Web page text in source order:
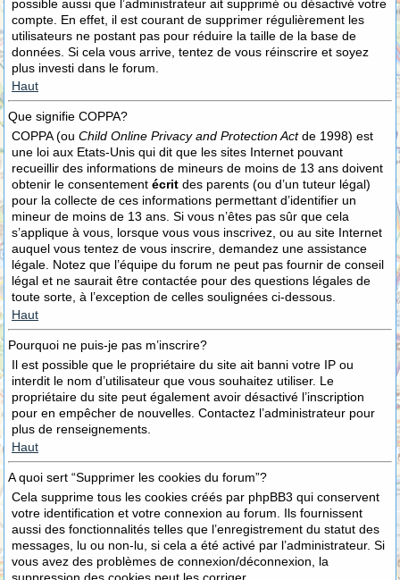
possible aussi que l’administrateur ait supprimé ou désactivé votre
compte. En effet, il est courant de supprimer régulièrement les
utilisateurs ne postant pas pour réduire la taille de la base de
données. Si cela vous arrive, tentez de vous réinscrire et soyez
plus investi dans le forum.
Haut
Que signifie COPPA?
COPPA (ou Child Online Privacy and Protection Actde 1998) est
une loi aux Etats-Unis qui dit que les sites Internet pouvant
recueillir des informations de mineurs de moins de 13 ans doivent
obtenir le consentement écrit des parents (ou d’un tuteur légal)
pour la collecte de ces informations permettant d’identifier un
mineur de moins de 13 ans. Si vous n’êtes pas sûr que cela
s’applique à vous, lorsque vous vous inscrivez, ou au site Internet
auquel vous tentez de vous inscrire, demandez une assistance
légale. Notez que l’équipe du forum ne peut pas fournir de conseil
légal et ne saurait être contactée pour des questions légales de
toute sorte, à l’exception de celles soulignées ci-dessous.
Haut
Pourquoi ne puis-je pas m’inscrire?
Il est possible que le propriétaire du site ait banni votre IP ou
interdit le nom d’utilisateur que vous souhaitez utiliser. Le
propriétaire du site peut également avoir désactivé l’inscription
pour en empêcher de nouvelles. Contactez l’administrateur pour
plus de renseignements.
Haut
A quoi sert “Supprimer les cookies du forum”?
Cela supprime tous les cookies créés par phpBB3 qui conservent
votre identification et votre connexion au forum. Ils fournissent
aussi des fonctionnalités telles que l’enregistrement du statut des
messages, lu ou non-lu, si cela a été activé par l’administrateur. Si
vous avez des problèmes de connexion/déconnexion, la